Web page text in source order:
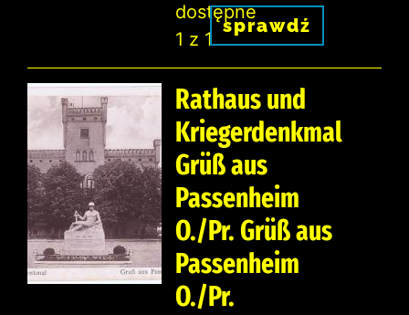
dostępne
1 z 1
sprawdź
Rathaus und
Kriegerdenkmal
Grüß aus
Passenheim
O./Pr. Grüß aus
Passenheim
O./Pr.